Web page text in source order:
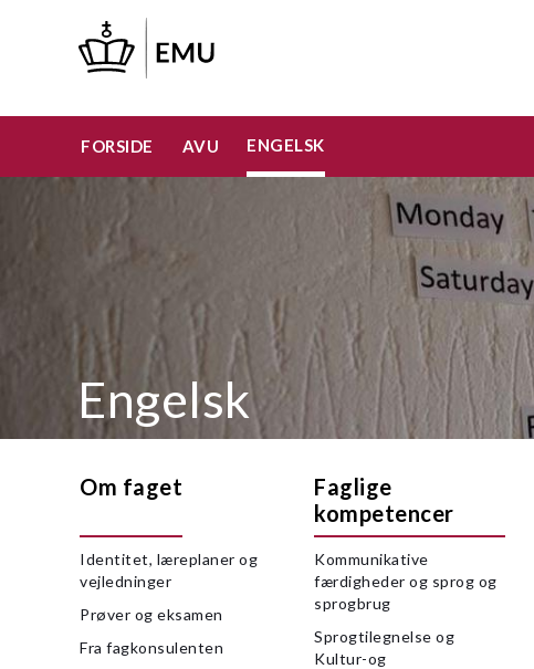
hovedindhold
FORSIDE AVU ENGELSK
Engelsk
Om faget
Identitet, læreplaner og
vejledninger
Prøver og eksamen
Fra fagkonsulenten
Faglige
kompetencer
Kommunikative
færdigheder og sprog og
sprogbrug
Sprogtilegnelse og
Kultur-og